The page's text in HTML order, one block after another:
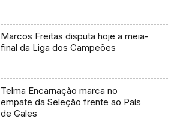
Marcos Freitas disputa hoje a meia-
final da Liga dos Campeões
Telma Encarnação marca no
empate da Seleção frente ao País
de Gales